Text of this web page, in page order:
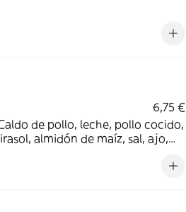
6,75 €
de pollo, leche, pollo cocido,
almidón de maíz, sal, ajo,